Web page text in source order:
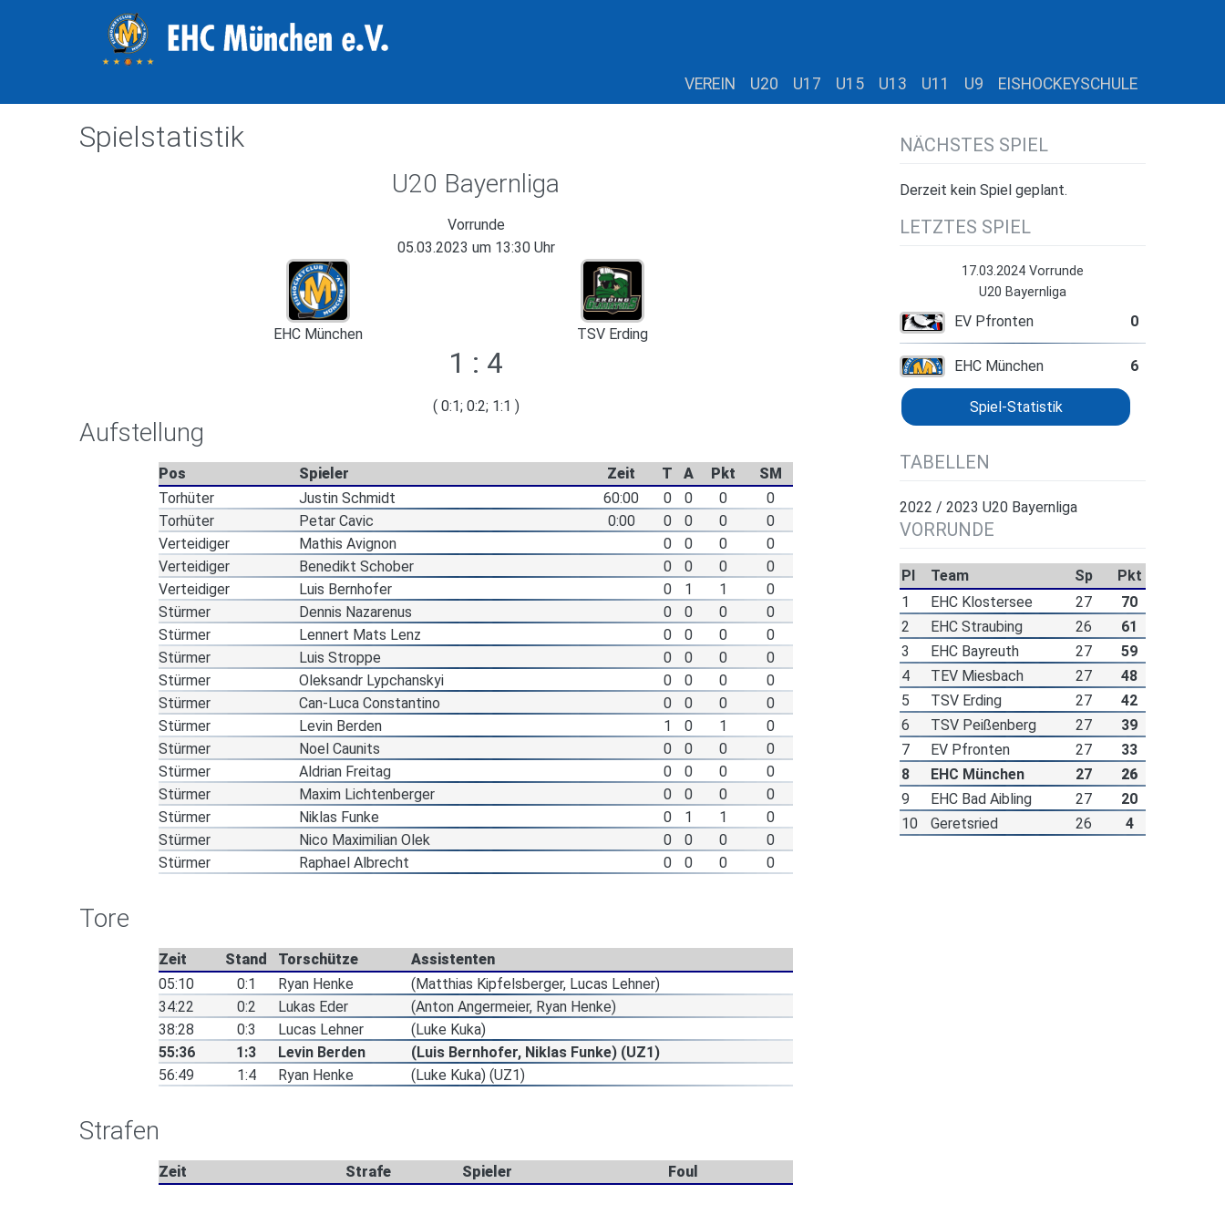
VEREIN U20 U17 U15 U13 U11 U9 EISHOCKEYSCHULE
Spielstatistik
U20 Bayernliga
Vorrunde
05.03.2023 um 13:30 Uhr
EHC München TSV Erding
1 : 4
( 0:1; 0:2; 1:1 )
Aufstellung
Pos Spieler Zeit T A Pkt
SM
Torhüter
Justin Schmidt 60:00 0 0 0
0
Torhüter
Petar Cavic 0:00 0 0 0
0
Verteidiger
Mathis Avignon 0 0 0
0
Verteidiger
Benedikt Schober 0 0 0
0
Verteidiger
Luis Bernhofer 0 1 1
0
Stürmer
Dennis Nazarenus 0 0 0
0
Stürmer
Lennert Mats Lenz 0 0 0
0
Stürmer
Luis Stroppe 0 0 0
0
Stürmer
Oleksandr Lypchanskyi 0 0 0
0
Stürmer
Can-Luca Constantino 0 0 0
0
Stürmer
Levin Berden 1 0 1
0
Stürmer
Noel Caunits 0 0 0
0
Stürmer
Aldrian Freitag 0 0 0
0
Stürmer
Maxim Lichtenberger 0 0 0
0
Stürmer
Niklas Funke 0 1 1
0
Stürmer
Nico Maximilian Olek 0 0 0
0
Stürmer
Raphael Albrecht 0 0 0 0
Tore
Zeit Stand Torschütze
Assistenten
05:10
0:1 Ryan Henke
(Matthias Kipfelsberger, Lucas Lehner)
34:22
0:2 Lukas Eder
(Anton Angermeier, Ryan Henke)
38:28
0:3 Lucas Lehner
(Luke Kuka)
55:36
1:3 Levin Berden
(Luis Bernhofer, Niklas Funke) (UZ1)
56:49
1:4 Ryan Henke (Luke Kuka) (UZ1)
Strafen
Zeit Strafe Spieler Foul
NÄCHSTES SPIEL
Derzeit kein Spiel geplant.
LETZTES SPIEL
17.03.2024 Vorrunde
U20 Bayernliga
EV Pfronten 0
EHC München 6
Spiel-Statistik
TABELLEN
2022 / 2023 U20 Bayernliga
VORRUNDE
Pl Team Sp
Pkt
1
EHC Klostersee 27
70
2
EHC Straubing 26
61
3
EHC Bayreuth 27
59
4
TEV Miesbach 27
48
5
TSV Erding 27
42
6
TSV Peißenberg 27
39
7
EV Pfronten 27
33
8
EHC München 27
26
9
EHC Bad Aibling 27
20
10
Geretsried 26 4